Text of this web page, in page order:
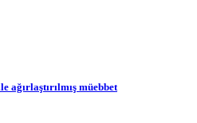
ağırlaştırılmış müebbet